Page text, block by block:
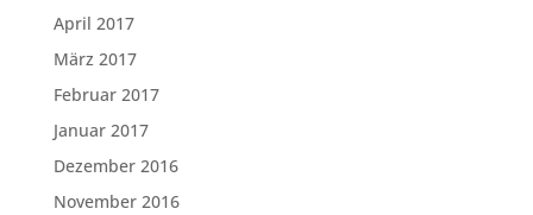
April 2017
März 2017
Februar 2017
Januar 2017
Dezember 2016
November 2016